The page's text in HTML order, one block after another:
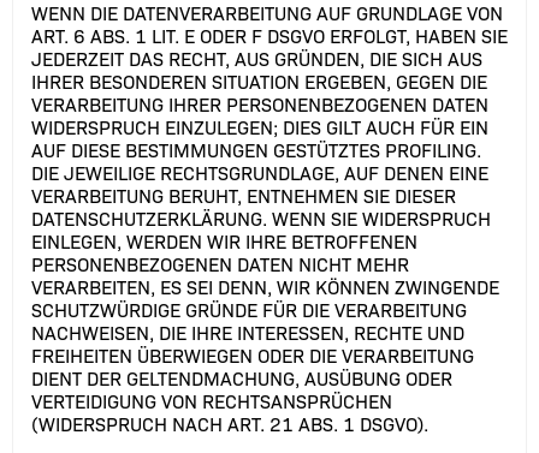
WENN DIE DATENVERARBEITUNG AUF GRUNDLAGE VON
ART. 6 ABS. 1 LIT. E ODER F DSGVO ERFOLGT, HABEN SIE
JEDERZEIT DAS RECHT, AUS GRÜNDEN, DIE SICH AUS
IHRER BESONDEREN SITUATION ERGEBEN, GEGEN DIE
VERARBEITUNG IHRER PERSONENBEZOGENEN DATEN
WIDERSPRUCH EINZULEGEN; DIES GILT AUCH FÜR EIN
AUF DIESE BESTIMMUNGEN GESTÜTZTES PROFILING.
DIE JEWEILIGE RECHTSGRUNDLAGE, AUF DENEN EINE
VERARBEITUNG BERUHT, ENTNEHMEN SIE DIESER
DATENSCHUTZERKLÄRUNG. WENN SIE WIDERSPRUCH
EINLEGEN, WERDEN WIR IHRE BETROFFENEN
PERSONENBEZOGENEN DATEN NICHT MEHR
VERARBEITEN, ES SEI DENN, WIR KÖNNEN ZWINGENDE
SCHUTZWÜRDIGE GRÜNDE FÜR DIE VERARBEITUNG
NACHWEISEN, DIE IHRE INTERESSEN, RECHTE UND
FREIHEITEN ÜBERWIEGEN ODER DIE VERARBEITUNG
DIENT DER GELTENDMACHUNG, AUSÜBUNG ODER
VERTEIDIGUNG VON RECHTSANSPRÜCHEN
(WIDERSPRUCH NACH ART. 21 ABS. 1 DSGVO).